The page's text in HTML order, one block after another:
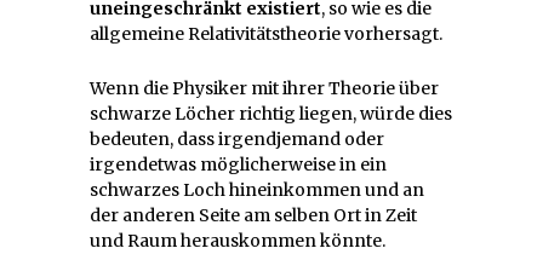
uneingeschränkt existiert, so wie es die
allgemeine Relativitätstheorie vorhersagt.
Wenn die Physiker mit ihrer Theorie über
schwarze Löcher richtig liegen, würde dies
bedeuten, dass irgendjemand oder
irgendetwas möglicherweise in ein
schwarzes Loch hineinkommen und an
der anderen Seite am selben Ort in Zeit
und Raum herauskommen könnte.